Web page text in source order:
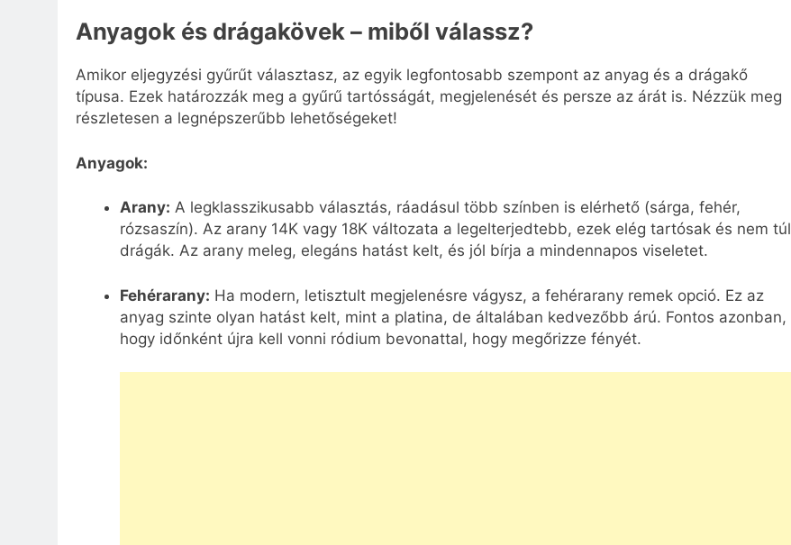
Anyagok és drágakövek – miből válassz?
Amikor eljegyzési gyűrűt választasz, az egyik legfontosabb szempont az anyag és a drágakő
típusa. Ezek határozzák meg a gyűrű tartósságát, megjelenését és persze az árát is. Nézzük meg
részletesen a legnépszerűbb lehetőségeket!
Anyagok:
Arany: A legklasszikusabb választás, ráadásul több színben is elérhető (sárga, fehér,
rózsaszín). Az arany 14K vagy 18K változata a legelterjedtebb, ezek elég tartósak és nem túl
drágák. Az arany meleg, elegáns hatást kelt, és jól bírja a mindennapos viseletet.
Fehérarany: Ha modern, letisztult megjelenésre vágysz, a fehérarany remek opció. Ez az
anyag szinte olyan hatást kelt, mint a platina, de általában kedvezőbb árú. Fontos azonban,
hogy időnként újra kell vonni ródium bevonattal, hogy megőrizze fényét.